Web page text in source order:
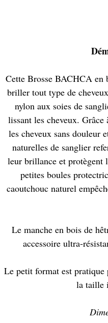
Cette Brosse BACHCA en
briller tout type de
nylon aux soies de
lissant les cheveux.
les cheveux sans douleur
naturelles de sanglier
leur brillance et protègent
petites boules
caoutchouc naturel
Le manche en bois de
accessoire ultra-
Le petit format est pratique
la taille